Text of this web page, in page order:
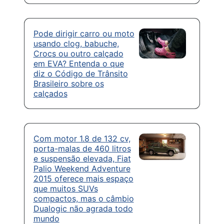
Pode dirigir carro ou moto
usando clog, babuche,
Crocs ou outro calçado
em EVA? Entenda o que
diz o Código de Trânsito
Brasileiro sobre os
calçados
Com motor 1.8 de 132 cv,
porta-malas de 460 litros
e suspensão elevada, Fiat
Palio Weekend Adventure
2015 oferece mais espaço
que muitos SUVs
compactos, mas o câmbio
Dualogic não agrada todo
mundo